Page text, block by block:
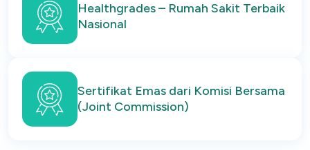
Healthgrades – Rumah Sakit Terbaik
Nasional
Sertifikat Emas dari Komisi Bersama
(Joint Commission)